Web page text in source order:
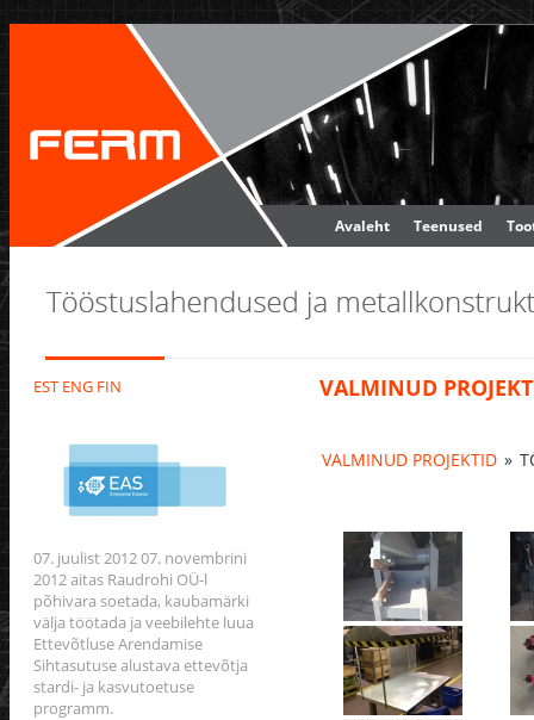
Avaleht Teenused
EST ENG FIN
07. juulist 2012 07. novembrini
2012 aitas Raudrohi OÜ-l
põhivara soetada, kaubamärki
välja töötada ja veebilehte luua
Ettevõtluse Arendamise
Sihtasutuse alustava ettevõtja
stardi- ja kasvutoetuse
programm.
VALMINUD
VALMINUD PROJEKTID »